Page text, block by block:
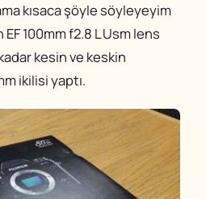
kısaca şöyle söyleyeyim
100mm f2.8 L Usm lens
kesin ve keskin
ikilisi yaptı.